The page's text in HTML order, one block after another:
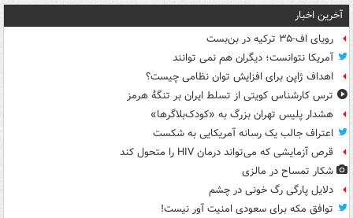
آخرین اخبار
رویای اف-۳۵ ترکیه در بن‌بست
آمریکا نتوانست؛ دیگران هم نمی توانند
اهداف ژاپن برای افزایش توان نظامی چیست؟
ترس کارشناس کویتی از تسلط ایران بر تنگۀ هرمز
هشدار پلیس تهران بزرگ به «کودک‌بلاگرها»
اعتراف جالب یک رسانه آمریکایی به شکست
قرص آزمایشی که می‌تواند درمان HIV را متحول کند
شکار تمساح در مالزی
دلایل پارگی رگ خونی در چشم
توافق مکه برای سعودی امنیت آور نیست!